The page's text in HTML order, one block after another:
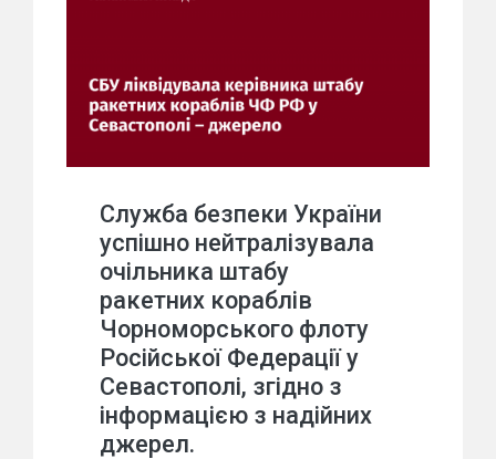
Служба безпеки України
успішно нейтралізувала
очільника штабу
ракетних кораблів
Чорноморського флоту
Російської Федерації у
Севастополі, згідно з
інформацією з надійних
джерел.